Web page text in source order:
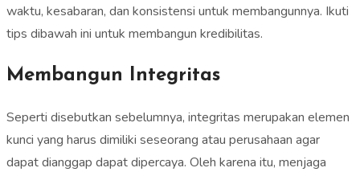
waktu, kesabaran, dan konsistensi untuk membangunnya. Ikuti
tips dibawah ini untuk membangun kredibilitas.
Membangun Integritas
Seperti disebutkan sebelumnya, integritas merupakan elemen
kunci yang harus dimiliki seseorang atau perusahaan agar
dapat dianggap dapat dipercaya. Oleh karena itu, menjaga